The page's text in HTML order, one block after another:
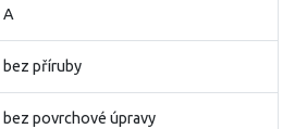
A
bez příruby
bez povrchové úpravy